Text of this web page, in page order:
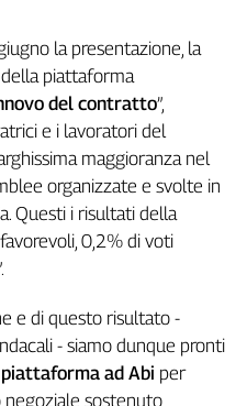
la presentazione, la
piattaforma
del contratto”,
e i lavoratori del
maggioranza nel
organizzate e svolte in
Questi i risultati della
0,2% di voti
e di questo risultato -
- siamo dunque pronti
piattaforma ad Abi per
negoziale sostenuto